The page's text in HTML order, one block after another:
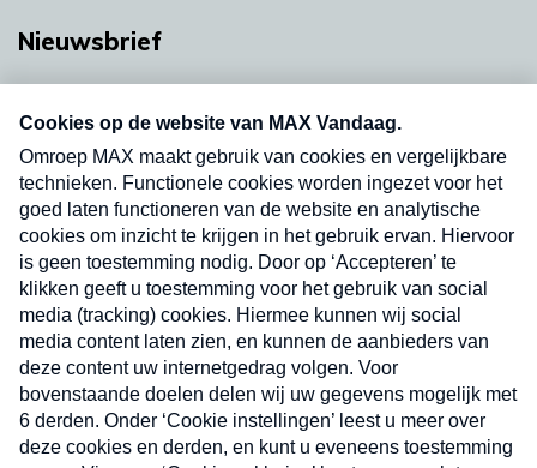
Nieuwsbrief
nieuwsbrief. Elke vrijdag- en dinsdagochtend in
uw mailbox.
Verzend
Nieuwsbrief